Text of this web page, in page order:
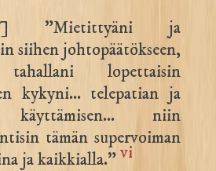
”Mietittyäni ja
siihen johtopäätökseen,
lopettaisin
kykyni… telepatian ja
käyttämisen… niin
tämän supervoiman
ja kaikkialla.”vi